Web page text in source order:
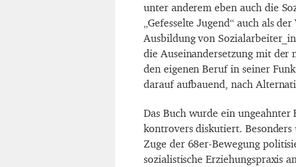
unter anderem eben auch die
„Gefesselte Jugend“ auch als
Ausbildung von
die Auseinandersetzung mit der
den eigenen Beruf in seiner
darauf aufbauend, nach
Das Buch wurde ein
kontrovers diskutiert.
Zuge der 68er-Bewegung
sozialistische Erziehungspraxis